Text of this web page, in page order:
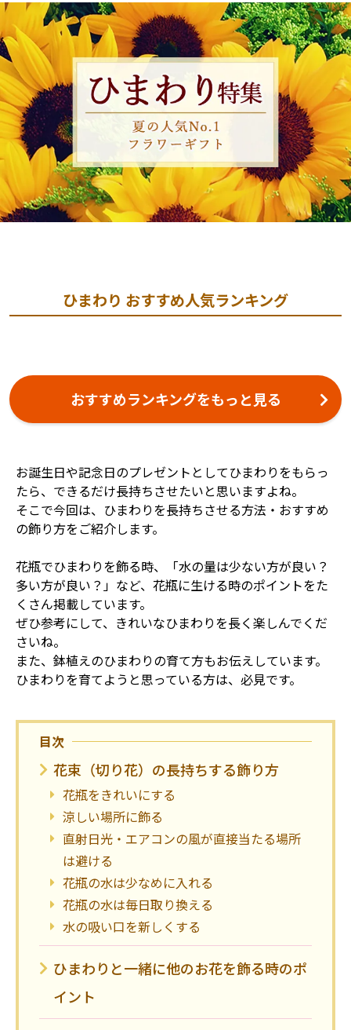
ひまわり おすすめ人気ランキング
おすすめランキングをもっと見る
お誕生日や記念日のプレゼントとしてひまわりをもらっ
たら、できるだけ長持ちさせたいと思いますよね。
そこで今回は、ひまわりを長持ちさせる方法・おすすめ
の飾り方をご紹介します。
花瓶でひまわりを飾る時、「水の量は少ない方が良い？
多い方が良い？」など、花瓶に生ける時のポイントをた
くさん掲載しています。
ぜひ参考にして、きれいなひまわりを長く楽しんでくだ
さいね。
また、鉢植えのひまわりの育て方もお伝えしています。
ひまわりを育てようと思っている方は、必見です。
目次
花束（切り花）の長持ちする飾り方
花瓶をきれいにする
涼しい場所に飾る
直射日光・エアコンの風が直接当たる場所
は避ける
花瓶の水は少なめに入れる
花瓶の水は毎日取り換える
水の吸い口を新しくする
ひまわりと一緒に他のお花を飾る時のポ
イント